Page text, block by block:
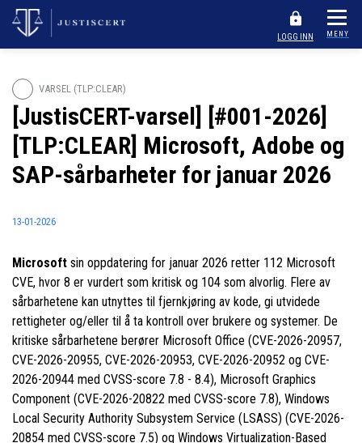
LOGG INN MENY
VARSEL (TLP:CLEAR)
[JustisCERT-varsel] [#001-2026]
[TLP:CLEAR] Microsoft, Adobe og
SAP-sårbarheter for januar 2026
13-01-2026
Microsoft sin oppdatering for januar 2026 retter 112 Microsoft
CVE, hvor 8 er vurdert som kritisk og 104 som alvorlig. Flere av
sårbarhetene kan utnyttes til fjernkjøring av kode, gi utvidede
rettigheter og/eller til å ta kontroll over brukere og systemer. De
kritiske sårbarhetene berører Microsoft Office (CVE-2026-20957,
CVE-2026-20955, CVE-2026-20953, CVE-2026-20952 og CVE-
2026-20944 med CVSS-score 7.8 - 8.4), Microsoft Graphics
Component (CVE-2026-20822 med CVSS-score 7.8), Windows
Local Security Authority Subsystem Service (LSASS) (CVE-2026-
20854 med CVSS-score 7.5) og Windows Virtualization-Based